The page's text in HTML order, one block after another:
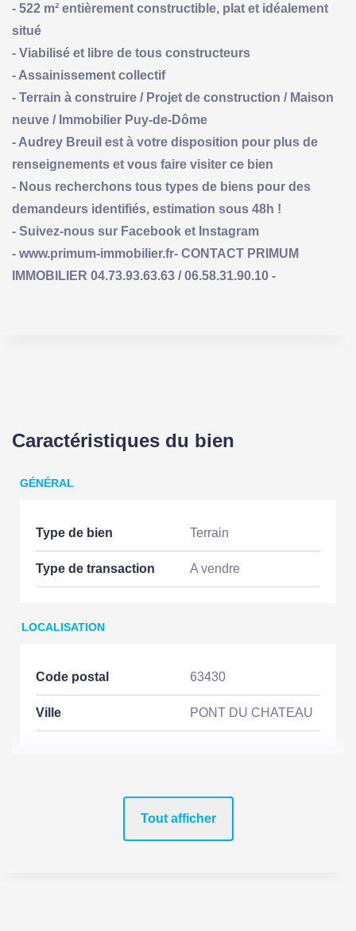
- 522 m² entièrement constructible, plat et idéalement
situé
- Viabilisé et libre de tous constructeurs
- Assainissement collectif
- Terrain à construire / Projet de construction / Maison
neuve / Immobilier Puy-de-Dôme
- Audrey Breuil est à votre disposition pour plus de
renseignements et vous faire visiter ce bien
- Nous recherchons tous types de biens pour des
demandeurs identifiés, estimation sous 48h !
- Suivez-nous sur Facebook et Instagram
- www.primum-immobilier.fr- CONTACT PRIMUM
IMMOBILIER 04.73.93.63.63 / 06.58.31.90.10 -
Caractéristiques du bien
GÉNÉRAL
Type de bien Terrain
Type de transaction A vendre
LOCALISATION
Code postal 63430
Ville PONT DU CHATEAU
111000 EUR
Tout afficher